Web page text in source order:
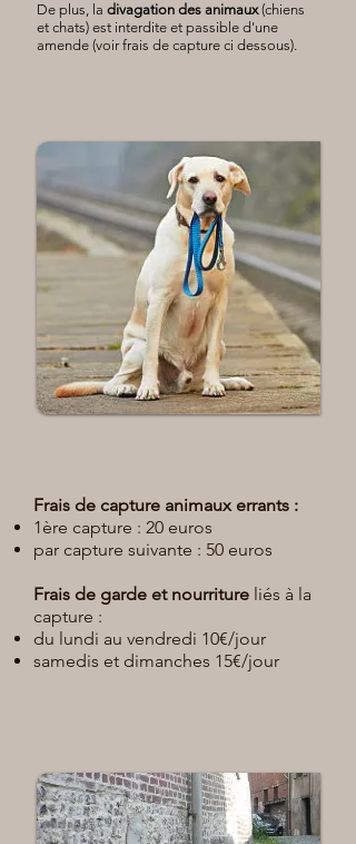
De plus, la divagation des animaux(chiens
et chats) est interdite et passible d'une
amende (voir frais de capture ci dessous).
Frais de capture animaux errants :
1ère capture : 20 euros
par capture suivante : 50 euros
Frais de garde et nourriture liés à la
capture :
du lundi au vendredi 10€/jour
samedis et dimanches 15€/jour